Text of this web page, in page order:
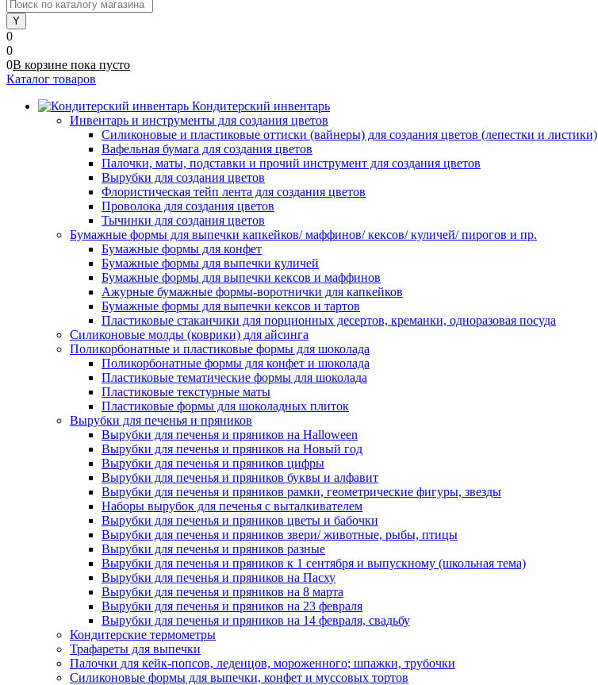
0
0
0В корзине пока пусто
Каталог товаров
Кондитерский инвентарь
Инвентарь и инструменты для создания цветов
Силиконовые и пластиковые оттиски (вайнеры) для создания цветов (лепестки и листики)
Вафельная бумага для создания цветов
Палочки, маты, подставки и прочий инструмент для создания цветов
Вырубки для создания цветов
Флористическая тейп лента для создания цветов
Проволока для создания цветов
Тычинки для создания цветов
Бумажные формы для выпечки капкейков/ маффинов/ кексов/ куличей/ пирогов и пр.
Бумажные формы для конфет
Бумажные формы для выпечки куличей
Бумажные формы для выпечки кексов и маффинов
Ажурные бумажные формы-воротнички для капкейков
Бумажные формы для выпечки кексов и тартов
Пластиковые стаканчики для порционных десертов, креманки, одноразовая посуда
Силиконовые молды (коврики) для айсинга
Поликорбонатные и пластиковые формы для шоколада
Поликорбонатные формы для конфет и шоколада
Пластиковые тематические формы для шоколада
Пластиковые текстурные маты
Пластиковые формы для шоколадных плиток
Вырубки для печенья и пряников
Вырубки для печенья и пряников на Halloween
Вырубки для печенья и пряников на Новый год
Вырубки для печенья и пряников цифры
Вырубки для печенья и пряников буквы и алфавит
Вырубки для печенья и пряников рамки, геометрические фигуры, звезды
Наборы вырубок для печенья с выталкивателем
Вырубки для печенья и пряников цветы и бабочки
Вырубки для печенья и пряников звери/ животные, рыбы, птицы
Вырубки для печенья и пряников разные
Вырубки для печенья и пряников к 1 сентября и выпускному (школьная тема)
Вырубки для печенья и пряников на Пасху
Вырубки для печенья и пряников на 8 марта
Вырубки для печенья и пряников на 23 февраля
Вырубки для печенья и пряников на 14 февраля, свадьбу
Кондитерские термометры
Трафареты для выпечки
Палочки для кейк-попсов, леденцов, мороженного; шпажки, трубочки
Силиконовые формы для выпечки, конфет и муссовых тортов